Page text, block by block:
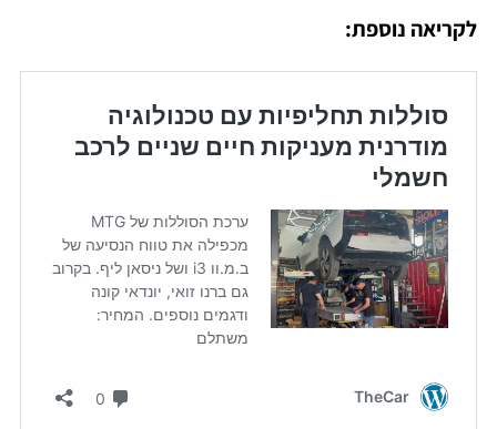
לקריאה נוספת: